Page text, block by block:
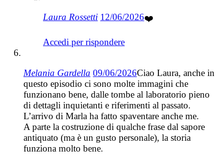
Laura Rossetti 12/06/2026❤️
Accedi per rispondere
Melania Gardella 09/06/2026Ciao Laura, anche in
questo episodio ci sono molte immagini che
funzionano bene, dalle tombe al laboratorio pieno
di dettagli inquietanti e riferimenti al passato.
L’arrivo di Marla ha fatto spaventare anche me.
A parte la costruzione di qualche frase dal sapore
antiquato (ma è un gusto personale), la storia
funziona molto bene.